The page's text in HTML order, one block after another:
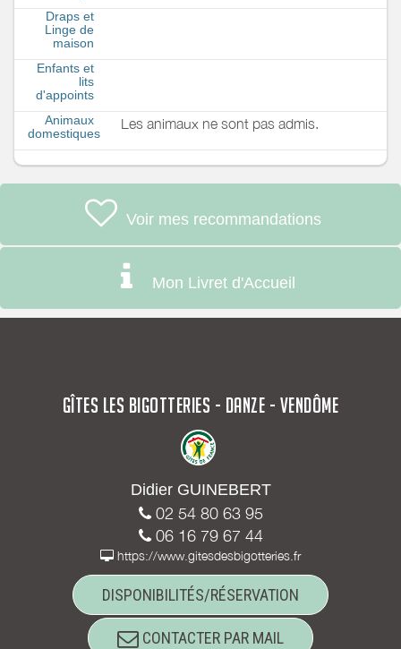
Draps et
Linge de
maison
Enfants et
lits
d'appoints
Animaux
domestiques
Les animaux ne sont pas admis.
Voir mes recommandations
Mon Livret d'Accueil
GÎTES LES BIGOTTERIES - DANZE - VENDÔME
Didier GUINEBERT
02 54 80 63 95
06 16 79 67 44
https://www.gitesdesbigotteries.fr
DISPONIBILITÉS/RÉSERVATION
CONTACTER PAR MAIL